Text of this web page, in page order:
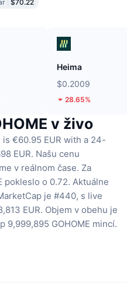
$70.22
Heima
$0.2009
28.65%
v živo
is €60.95 EUR with a 24-
EUR. Našu cenu
v reálnom čase. Za
pokleslo o 0.72. Aktuálne
je #440, s live
EUR. Objem v obehu je
9,999,895 GOHOME mincí.